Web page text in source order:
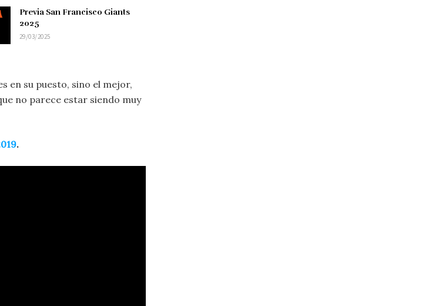
Previa San Francisco Giants
2025
29/03/2025
en su puesto, sino el mejor,
no parece estar siendo muy
.